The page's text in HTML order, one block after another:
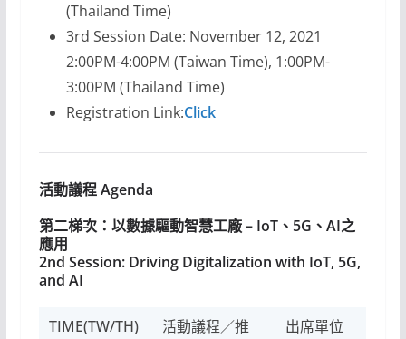
(Thailand Time)
3rd Session Date: November 12, 2021
2:00PM-4:00PM (Taiwan Time), 1:00PM-
3:00PM (Thailand Time)
Registration Link:Click
活動議程Agenda
第二梯次：以數據驅動智慧工廠 – IoT、5G、AI之
應用
2nd Session: Driving Digitalization with IoT, 5G,
and AI
TIME(TW/TH)
活動議程／推
出席單位